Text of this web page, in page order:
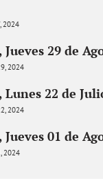
2024
29 de
2024
22 de
2024
01 de
2024